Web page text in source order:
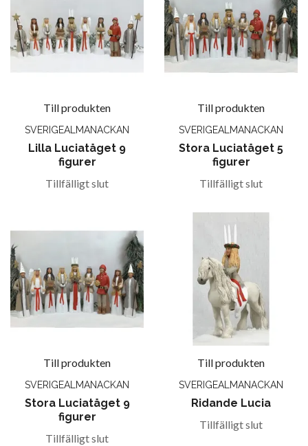
Till produkten
SVERIGEALMANACKAN
Lilla Luciatåget 9
figurer
Tillfälligt slut
Till produkten
SVERIGEALMANACKAN
Stora Luciatåget 5
figurer
Tillfälligt slut
Till produkten
SVERIGEALMANACKAN
Stora Luciatåget 9
figurer
Tillfälligt slut
Till produkten
SVERIGEALMANACKAN
Ridande Lucia
Tillfälligt slut